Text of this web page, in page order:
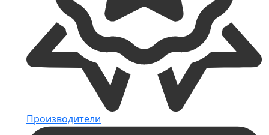
Производители